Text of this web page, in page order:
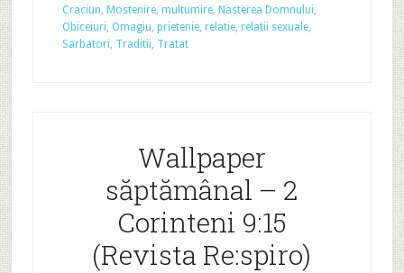
Craciun, Mostenire, multumire, Nasterea Domnului,
Obiceiuri, Omagiu, prietenie, relatie, relatii sexuale,
Sarbatori, Traditii, Tratat
Wallpaper
săptămânal – 2
Corinteni 9:15
(Revista Re:spiro)